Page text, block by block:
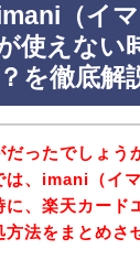
（イ
使えない
を徹底解
だったでしょう
は、imani（イ
に、楽天カード
方法をまとめさ